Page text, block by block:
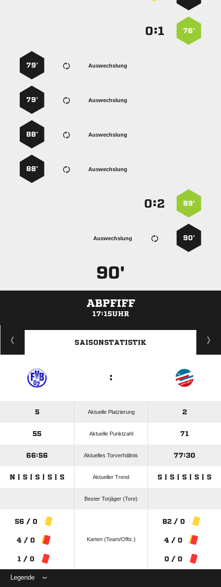
76’
:
Auswechslung
79’
Auswechslung
79’
Auswechslung
88’
Auswechslung
88’
89’
:
90’
Auswechslung
90'
ABPFIFF
17:15UHR
ANZEIGE
SAISONSTATISTIK
:
5 Aktuelle Platzierung 2
55 Aktuelle Punktzahl 71
66:56 Aktuelles Torverhältnis 77:30
N | S | S | S | S Aktueller Trend S | S | S | S | S
Bester Torjäger (Tore)
56 / 0
4 / 0
1 / 0
Karten (Team/Offiz.)
82 / 0
4 / 0
0 / 0
Legende